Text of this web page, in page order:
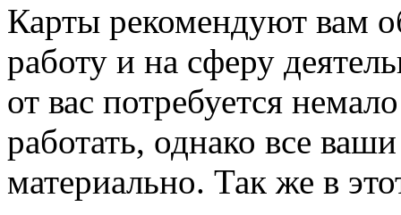
Карты рекомендуют вам
работу и на сферу
от вас потребуется
работать, однако все
материально. Так же в